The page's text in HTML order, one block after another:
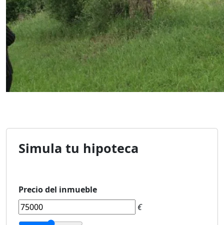
Simula tu hipoteca
Precio del inmueble
€